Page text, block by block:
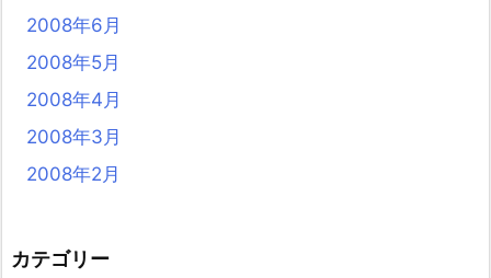
2008年6月
2008年5月
2008年4月
2008年3月
2008年2月
カテゴリー